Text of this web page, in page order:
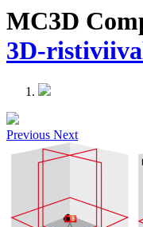
MC3D
3D-
Previous Next